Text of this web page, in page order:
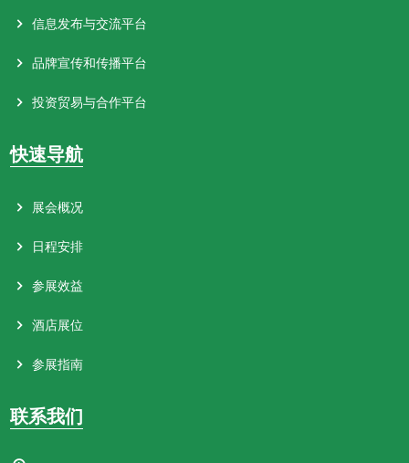
信息发布与交流平台
品牌宣传和传播平台
投资贸易与合作平台
快速导航
展会概况
日程安排
参展效益
酒店展位
参展指南
联系我们